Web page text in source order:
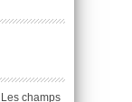
Les champs